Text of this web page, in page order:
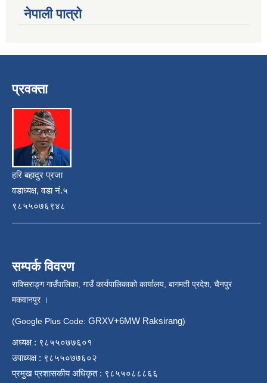
नेपाली पात्रो
प्रवक्ता
हरि बहादुर प्रजा
वडाध्यक्ष, वडा नं.५
९८५५०७६९४८
सम्पर्क विवरण
राक्सिराङ्ग गाउँपालिका, गाउँ कार्यपालिकाको कार्यालय, बागमती प्रदेश, चैनपुर
मकवानपुर ।
(Google Plus Code: GRXV+6MW Raksirang)
अध्यक्ष : ९८५५०७७६०१
उपाध्यक्ष : ९८५५०७७६०२
प्रमुख प्रशासकीय अधिकृत : ९८५५०८८८६६